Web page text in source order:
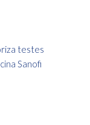
testes
Sanofi